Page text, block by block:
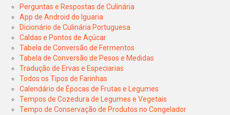
Perguntas e Respostas de Culinária
App de Android do Iguaria
Dicionário de Culinária Portuguesa
Caldas e Pontos de Açúcar
Tabela de Conversão de Fermentos
Tabela de Conversão de Pesos e Medidas
Tradução de Ervas e Especiarias
Todos os Tipos de Farinhas
Calendário de Épocas de Frutas e Legumes
Tempos de Cozedura de Legumes e Vegetais
Tempo de Conservação de Produtos no Congelador